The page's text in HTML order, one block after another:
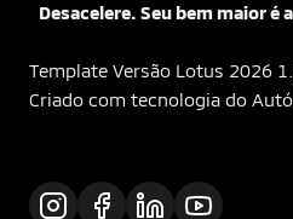
Desacelere. Seu bem maior é
Template Versão Lotus 2026
Criado com tecnologia do